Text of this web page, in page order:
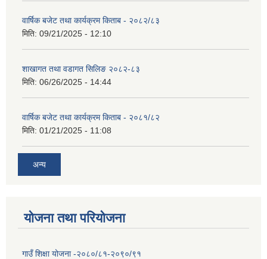
वार्षिक बजेट तथा कार्यक्रम किताब - २०८२/८३
मिति: 09/21/2025 - 12:10
शाखागत तथा वडागत सिलिङ २०८२-८३
मिति: 06/26/2025 - 14:44
वार्षिक बजेट तथा कार्यक्रम किताब - २०८१/८२
मिति: 01/21/2025 - 11:08
अन्य
योजना तथा परियोजना
गाउँ शिक्षा योजना -२०८०/८१-२०९०/९१